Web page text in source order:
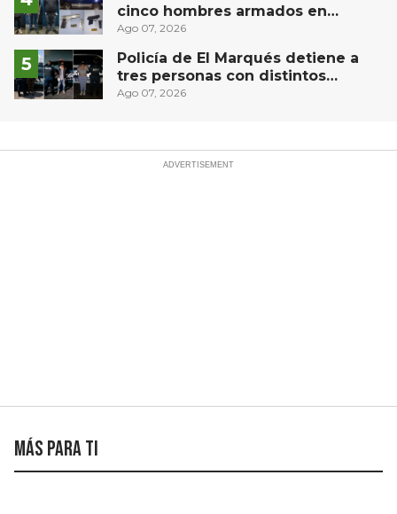
cinco hombres armados en
Puebla capital
Ago 07, 2026
Policía de El Marqués detiene a
tres personas con distintos
narcóticos
Ago 07, 2026
Más para ti